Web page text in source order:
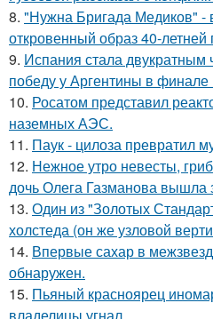
8. "Нужна Бригада Медиков" -
откровенный образ 40-летней
9. Испания стала
победу у Аргентины в
10. Росатом представил
наземных АЭС.
11. Паук - цилоза превратил
12. Нежное утро невесты,
дочь Олега Газманова вышла
13. Один из "Золотых
холстеда (он же узловой
14. Впервые сахар в
обнаружен.
15. Пьяный красноярец